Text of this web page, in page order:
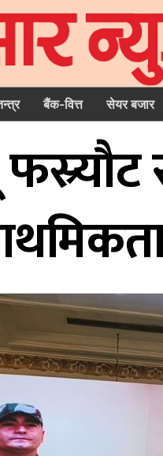
बैंक-वित्त सेयर बजार